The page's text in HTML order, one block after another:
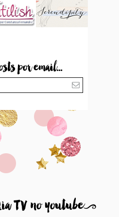
por email...
TV no youtube9